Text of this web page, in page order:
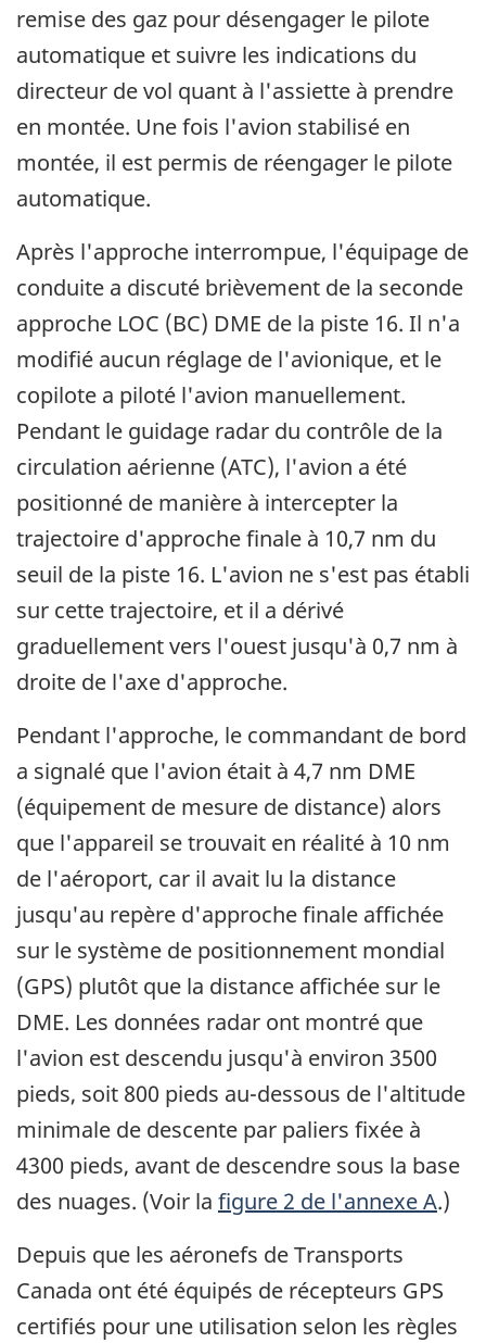
remise des gaz pour désengager le pilote
automatique et suivre les indications du
directeur de vol quant à l'assiette à prendre
en montée. Une fois l'avion stabilisé en
montée, il est permis de réengager le pilote
automatique.
Après l'approche interrompue, l'équipage de
conduite a discuté brièvement de la seconde
approche LOC (BC) DME de la piste 16. Il n'a
modifié aucun réglage de l'avionique, et le
copilote a piloté l'avion manuellement.
Pendant le guidage radar du contrôle de la
circulation aérienne (ATC), l'avion a été
positionné de manière à intercepter la
trajectoire d'approche finale à 10,7 nm du
seuil de la piste 16. L'avion ne s'est pas établi
sur cette trajectoire, et il a dérivé
graduellement vers l'ouest jusqu'à 0,7 nm à
droite de l'axe d'approche.
Pendant l'approche, le commandant de bord
a signalé que l'avion était à 4,7 nm DME
(équipement de mesure de distance) alors
que l'appareil se trouvait en réalité à 10 nm
de l'aéroport, car il avait lu la distance
jusqu'au repère d'approche finale affichée
sur le système de positionnement mondial
(GPS) plutôt que la distance affichée sur le
DME. Les données radar ont montré que
l'avion est descendu jusqu'à environ 3500
pieds, soit 800 pieds au-dessous de l'altitude
minimale de descente par paliers fixée à
4300 pieds, avant de descendre sous la base
des nuages. (Voir la figure 2 de l'annexe A.)
Depuis que les aéronefs de Transports
Canada ont été équipés de récepteurs GPS
certifiés pour une utilisation selon les règles